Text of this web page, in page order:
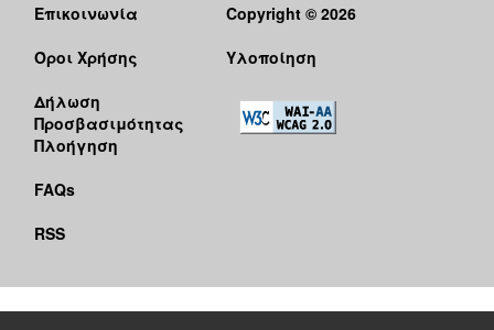
Επικοινωνία
Όροι Χρήσης
Δήλωση
Προσβασιμότητας
Πλοήγηση
FAQs
RSS
Copyright © 2026
Υλοποίηση